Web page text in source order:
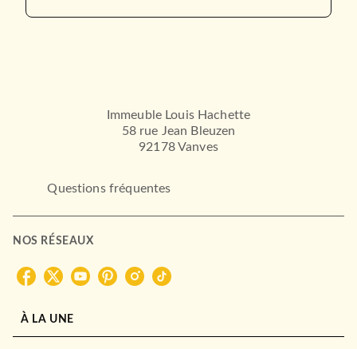
Immeuble Louis Hachette
58 rue Jean Bleuzen
92178 Vanves
Questions fréquentes
NOS RÉSEAUX
À LA UNE